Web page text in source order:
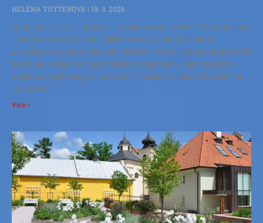
HELENA TUTTEROVÁ
19. 3. 2026
Už popáté se lidé z byznysu, nezisku i úřadů sešli ve Vodafonu nad
tématem zaměstnávání. Sdíleli novinky, nápady i neduhy,
a vzájemně se tak inspirovali v dalších krocích, aby se v práci mohli
potkávat kolegové s nejrůznějšími diagnózami. Jako tradičně
došlo i na technologie a možnost si nějakou z nich vyzkoušet na
vlastní kůži.
Více »